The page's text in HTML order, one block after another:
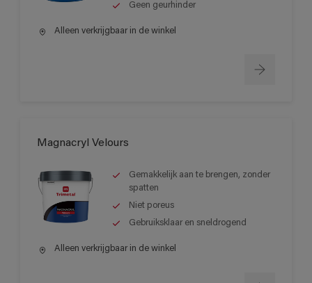
Geen geurhinder
Alleen verkrijgbaar in de winkel
Magnacryl Velours
Gemakkelijk aan te brengen, zonder
spatten
Niet poreus
Gebruiksklaar en sneldrogend
Alleen verkrijgbaar in de winkel